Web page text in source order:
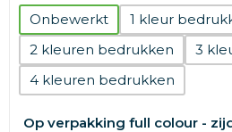
Onbewerkt
1
2
3
4
Op verpakking full colour -